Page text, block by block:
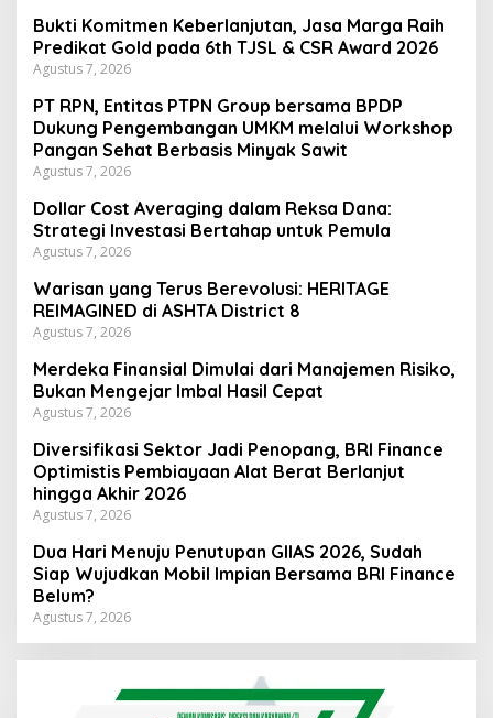
Bukti Komitmen Keberlanjutan, Jasa Marga Raih
Predikat Gold pada 6th TJSL & CSR Award 2026
Agustus 7, 2026
PT RPN, Entitas PTPN Group bersama BPDP
Dukung Pengembangan UMKM melalui Workshop
Pangan Sehat Berbasis Minyak Sawit
Agustus 7, 2026
Dollar Cost Averaging dalam Reksa Dana:
Strategi Investasi Bertahap untuk Pemula
Agustus 7, 2026
Warisan yang Terus Berevolusi: HERITAGE
REIMAGINED di ASHTA District 8
Agustus 7, 2026
Merdeka Finansial Dimulai dari Manajemen Risiko,
Bukan Mengejar Imbal Hasil Cepat
Agustus 7, 2026
Diversifikasi Sektor Jadi Penopang, BRI Finance
Optimistis Pembiayaan Alat Berat Berlanjut
hingga Akhir 2026
Agustus 7, 2026
Dua Hari Menuju Penutupan GIIAS 2026, Sudah
Siap Wujudkan Mobil Impian Bersama BRI Finance
Belum?
Agustus 7, 2026